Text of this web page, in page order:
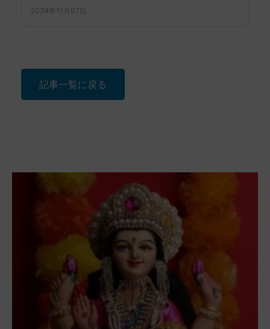
2024年11月07日
記事一覧に戻る